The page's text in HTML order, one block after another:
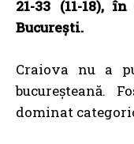
21-33 (11-18),
București.
Craiova nu a
bucureșteană.
dominat